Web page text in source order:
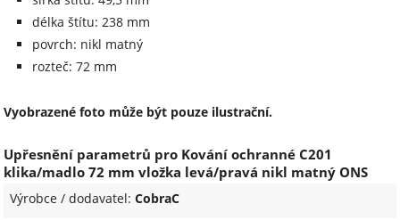
délka štítu: 238 mm
povrch: nikl matný
rozteč: 72 mm
Vyobrazené foto může být pouze ilustrační.
Upřesnění parametrů pro Kování ochranné C201
klika/madlo 72 mm vložka levá/pravá nikl matný ONS
Výrobce / dodavatel:CobraC